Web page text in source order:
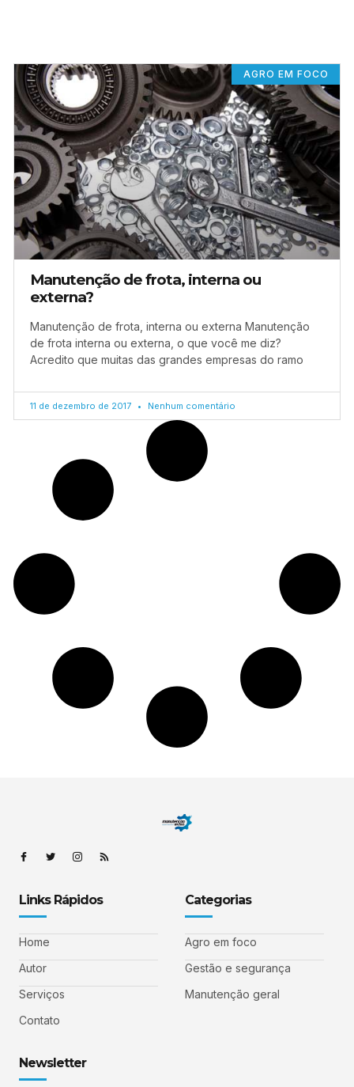
AGRO EM FOCO
Manutenção de frota, interna ou
externa?
Manutenção de frota, interna ou externa Manutenção
de frota interna ou externa, o que você me diz?
Acredito que muitas das grandes empresas do ramo
11 de dezembro de 2017 Nenhum comentário
Links Rápidos
Home
Autor
Serviços
Contato
Categorias
Agro em foco
Gestão e segurança
Manutenção geral
Newsletter